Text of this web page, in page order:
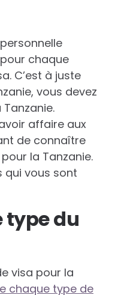
chaque
C’est à juste
vous devez
affaire aux
de connaître
la Tanzanie.
qui vous sont
type du
visa pour la
chaque type de